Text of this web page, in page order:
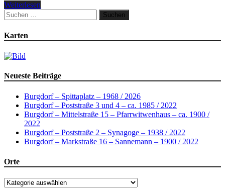
Weiterlesen
Suchen
nach:
Karten
Neueste Beiträge
Burgdorf – Spittaplatz – 1968 / 2026
Burgdorf – Poststraße 3 und 4 – ca. 1985 / 2022
Burgdorf – Mittelstraße 15 – Pfarrwitwenhaus – ca. 1900 /
2022
Burgdorf – Poststraße 2 – Synagoge – 1938 / 2022
Burgdorf – Markstraße 16 – Sannemann – 1900 / 2022
Orte
Orte